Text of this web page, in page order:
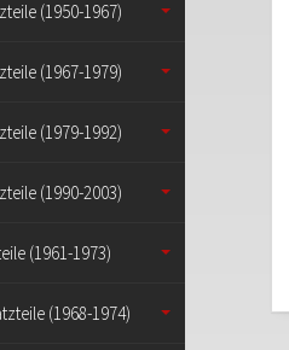
(1950-1967)
(1967-1979)
(1979-1992)
(1990-2003)
(1961-1973)
(1968-1974)